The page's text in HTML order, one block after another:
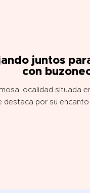
juntos
con
localidad situada
destaca por su encanto